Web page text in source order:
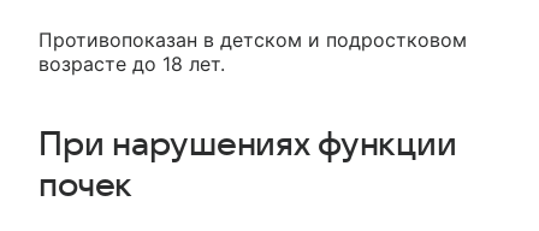
Противопоказан в детском и подростковом
возрасте до 18 лет.
При нарушениях функции
почек